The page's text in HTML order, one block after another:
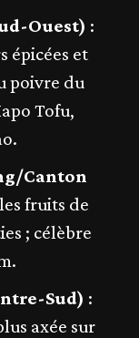
Ouest) :
épicées et
poivre du
Tofu,
Canton
fruits de
; célèbre
Sud) :
axée sur